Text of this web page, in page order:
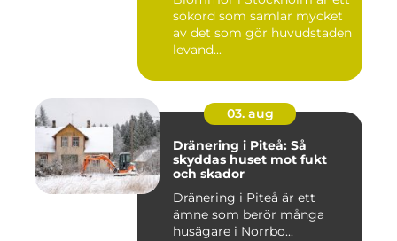
sökord som samlar mycket
av det som gör huvudstaden
levand...
03. aug
Dränering i Piteå: Så
skyddas huset mot fukt
och skador
Dränering i Piteå är ett
ämne som berör många
husägare i Norrbo...